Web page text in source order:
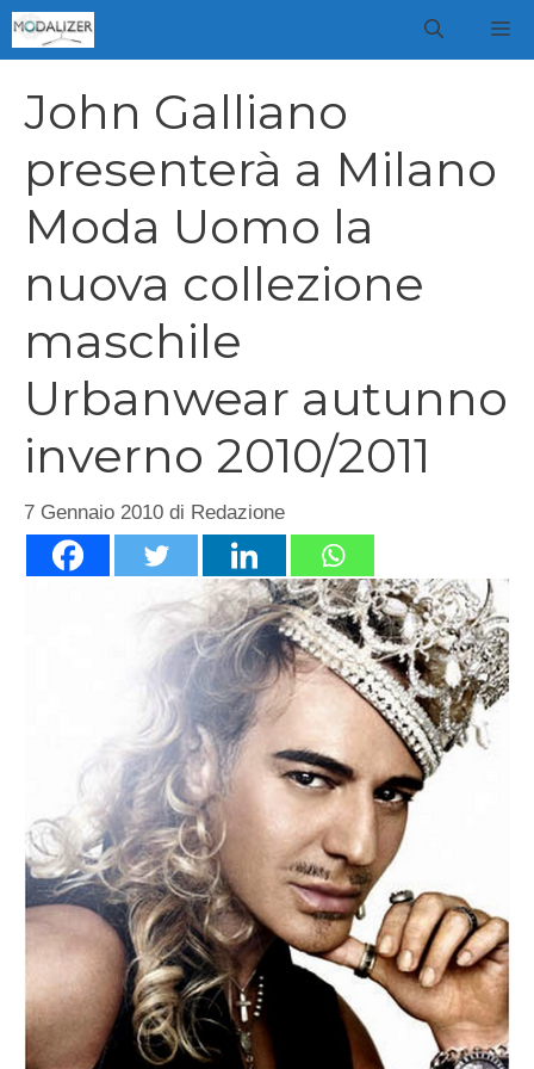
Vai
al
John Galliano
presenterà a Milano
Moda Uomo la
nuova collezione
maschile
Urbanwear autunno
inverno 2010/2011
7 Gennaio 2010 di Redazione